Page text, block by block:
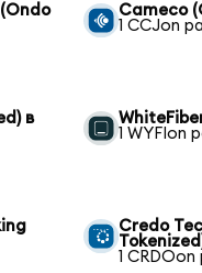
(Ondo
Cameco
1 CCJon
в
1 WYFIon
Credo
1